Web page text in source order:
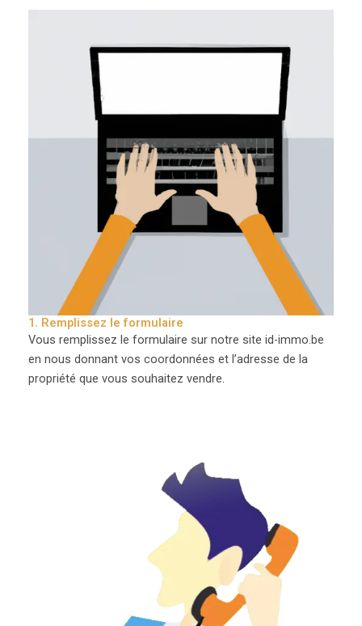
1. Remplissez le formulaire
Vous remplissez le formulaire sur notre site id-immo.be
en nous donnant vos coordonnées et l’adresse de la
propriété que vous souhaitez vendre.